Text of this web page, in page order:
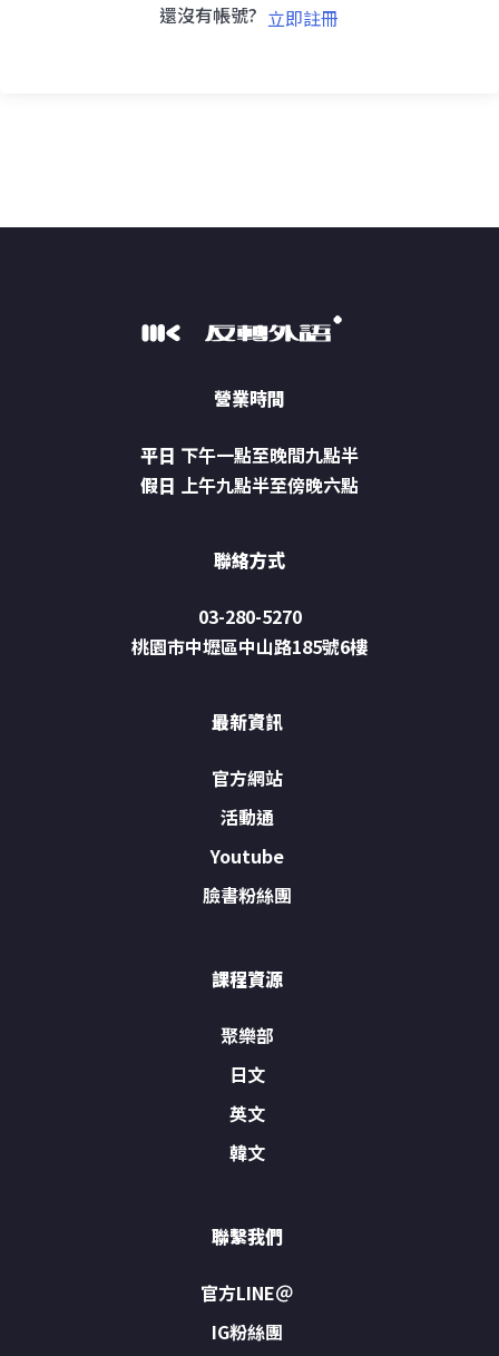
還沒有帳號? 立即註冊
營業時間
平日 下午一點至晚間九點半
假日 上午九點半至傍晚六點
聯絡方式
03-280-5270
桃園市中壢區中山路185號6樓
最新資訊
官方網站
活動通
Youtube
臉書粉絲團
課程資源
聚樂部
日文
英文
韓文
聯繫我們
官方LINE＠
IG粉絲團